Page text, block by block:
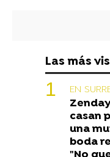
Las más
EN
casan
una
boda